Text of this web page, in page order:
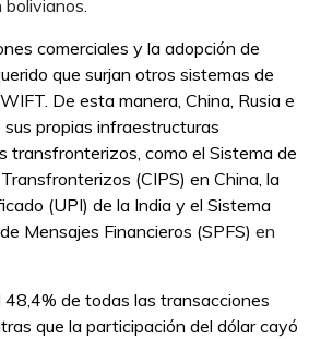
bolivianos.
comerciales y la adopción de
que surjan otros sistemas de
De esta manera, China, Rusia e
propias infraestructuras
transfronterizos, como el Sistema de
(CIPS) en China, la
(UPI) de la India y el Sistema
Mensajes Financieros (SPFS) en
48,4% de todas las transacciones
que la participación del dólar cayó